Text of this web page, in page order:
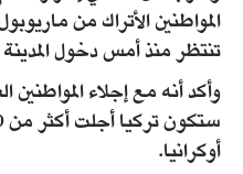
المواطنين الأتراك من
تنتظر منذ أمس دخول المدينة
وأكد أنه مع إجلاء المواطنين
أوكرانيا.